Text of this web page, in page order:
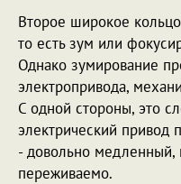
Второе широкое
то есть зум или
Однако зумирование
электропривода,
С одной стороны, это
электрический привод
- довольно медленный,
переживаемо.